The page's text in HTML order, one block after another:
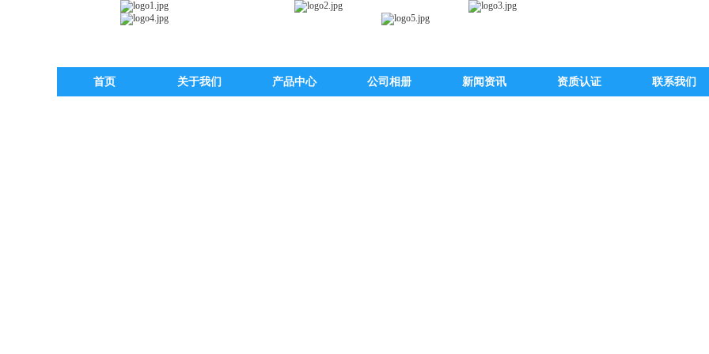
首页 关于我们 产品中心 公司相册 新闻资讯 资质认证 联系我们